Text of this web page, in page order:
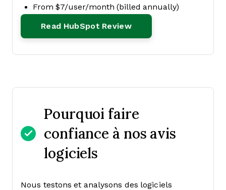
From $7/user/month (billed annually)
Read HubSpot ReviewOpens New Window
Pourquoi faire
confiance à nos avis
logiciels
Nous testons et analysons des logiciels